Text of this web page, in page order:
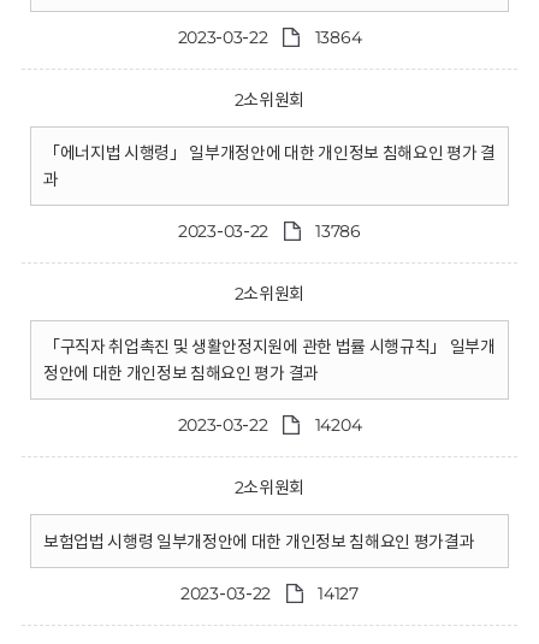
2023-03-22 13864
2소위원회
「에너지법 시행령」 일부개정안에 대한 개인정보 침해요인 평가 결
과
2023-03-22 13786
2소위원회
「구직자 취업촉진 및 생활안정지원에 관한 법률 시행규칙」 일부개
정안에 대한 개인정보 침해요인 평가 결과
2023-03-22 14204
2소위원회
보험업법 시행령 일부개정안에 대한 개인정보 침해요인 평가결과
2023-03-22 14127